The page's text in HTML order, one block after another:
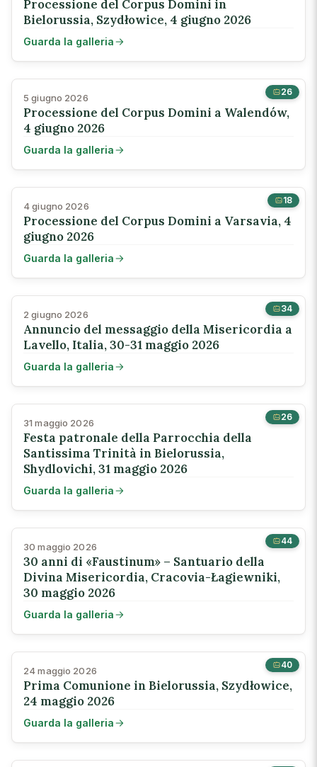
Processione del Corpus Domini in
Bielorussia, Szydłowice, 4 giugno 2026
Guarda la galleria
26
5 giugno 2026
Processione del Corpus Domini a Walendów,
4 giugno 2026
Guarda la galleria
18
4 giugno 2026
Processione del Corpus Domini a Varsavia, 4
giugno 2026
Guarda la galleria
34
2 giugno 2026
Annuncio del messaggio della Misericordia a
Lavello, Italia, 30-31 maggio 2026
Guarda la galleria
26
31 maggio 2026
Festa patronale della Parrocchia della
Santissima Trinità in Bielorussia,
Shydlovichi, 31 maggio 2026
Guarda la galleria
44
30 maggio 2026
30 anni di «Faustinum» – Santuario della
Divina Misericordia, Cracovia-Łagiewniki,
30 maggio 2026
Guarda la galleria
40
24 maggio 2026
Prima Comunione in Bielorussia, Szydłowice,
24 maggio 2026
Guarda la galleria